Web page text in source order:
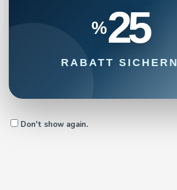
%25
RABATT SICHERN
Don't show again.